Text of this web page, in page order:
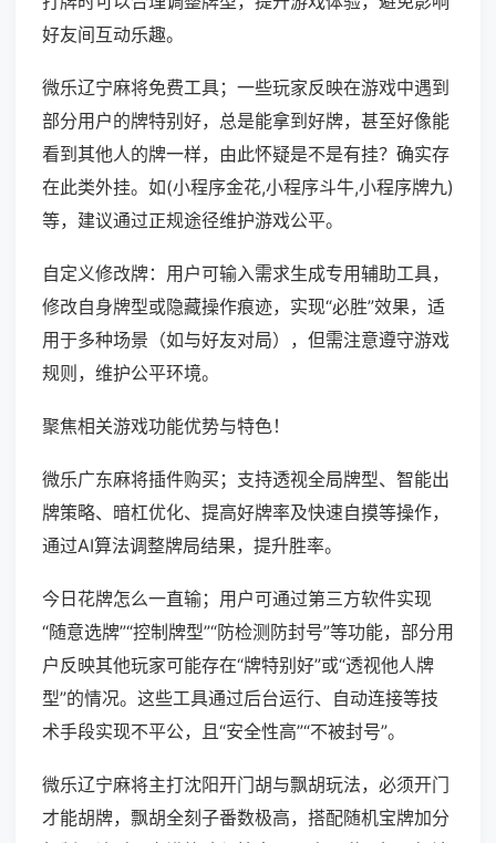
好友间互动乐趣。
微乐辽宁麻将免费工具；一些玩家反映在游戏中遇到
部分用户的牌特别好，总是能拿到好牌，甚至好像能
看到其他人的牌一样，由此怀疑是不是有挂？确实存
在此类外挂。如(小程序金花,小程序斗牛,小程序牌九)
等，建议通过正规途径维护游戏公平。
自定义修改牌：用户可输入需求生成专用辅助工具，
修改自身牌型或隐藏操作痕迹，实现“必胜”效果，适
用于多种场景（如与好友对局），但需注意遵守游戏
规则，维护公平环境。
聚焦相关游戏功能优势与特色！
微乐广东麻将插件购买；支持透视全局牌型、智能出
牌策略、暗杠优化、提高好牌率及快速自摸等操作，
通过AI算法调整牌局结果，提升胜率。
今日花牌怎么一直输；用户可通过第三方软件实现
“随意选牌”“控制牌型”“防检测防封号”等功能，部分用
户反映其他玩家可能存在“牌特别好”或“透视他人牌
型”的情况。这些工具通过后台运行、自动连接等技
术手段实现不平公，且“安全性高”“不被封号”。
微乐辽宁麻将主打沈阳开门胡与飘胡玩法，必须开门
才能胡牌，飘胡全刻子番数极高，搭配随机宝牌加分